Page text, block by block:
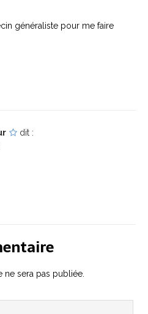
généraliste pour me faire
dit :
ne sera pas publiée.